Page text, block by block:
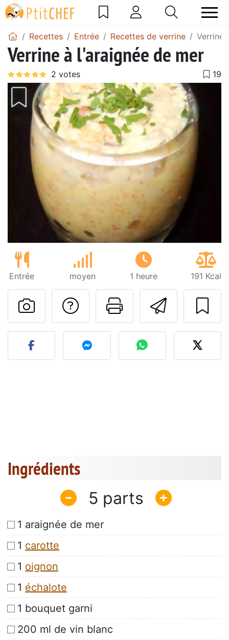
Recettes Entrée Recettes de verrine Verrine
Verrine à l'araignée de mer
Entrée moyen 1 heure 191 Kcal
Imprimer
Poser une
Publier votre photo de
Ingrédients
5
1 araignée de mer
1 carotte
1 oignon
1 échalote
1 bouquet garni
200 ml de vin blanc